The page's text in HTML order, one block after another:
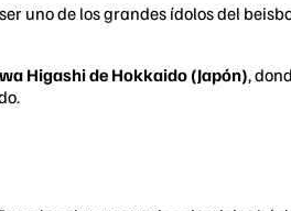
uno de los grandes ídolos del
Higashi de Hokkaido (Japón),